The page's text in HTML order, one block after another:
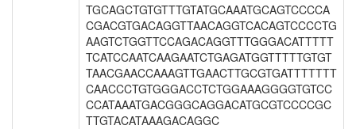
TGCAGCTGTGTTTGTATGCAAATGCAGTCCCCA
CGACGTGACAGGTTAACAGGTCACAGTCCCCTG
AAGTCTGGTTCCAGACAGGTTTGGGACATTTTT
TCATCCAATCAAGAATCTGAGATGGTTTTTGTGT
TAACGAACCAAAGTTGAACTTGCGTGATTTTTTT
CAACCCTGTGGGACCTCTGGAAAGGGGTGTCC
CCATAAATGACGGGCAGGACATGCGTCCCCGC
TTGTACATAAAGACAGGC